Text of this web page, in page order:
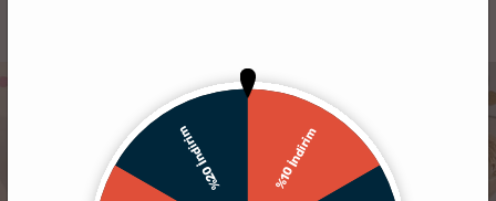
%10 İndirim
%20 İndirim